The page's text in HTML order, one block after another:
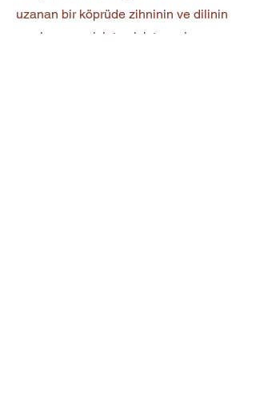
uzanan bir köprüde zihninin ve dilinin
sınırlarını genişletmek isteyenler